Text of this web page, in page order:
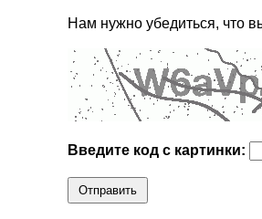
Нам нужно убедиться, что
Введите код с картинки:
Отправить